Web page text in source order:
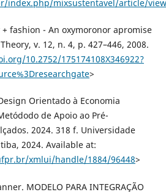
index.php/mixsustentavel/article/
+ fashion - An oxymoronor apromise
v. 12, n. 4, p. 427–446, 2008.
10.2752/175174108X346922?
>
Orientado à Economia
de Apoio ao Pré-
2024. 318 f. Universidade
2024. Available at:
xmlui/handle/1884/96448>
MODELO PARA INTEGRAÇÃO